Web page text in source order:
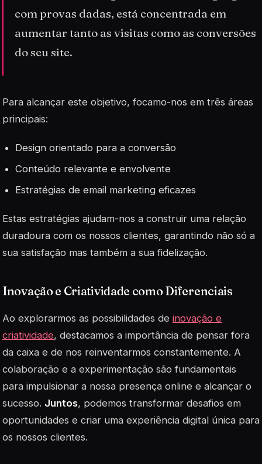
com provas dadas, está concentrada em
aumentar tanto as visitas como as conversões
do seu site.
Para alcançar este objetivo, focamo-nos em três áreas
principais:
Design orientado para a conversão
Conteúdo relevante e envolvente
Estratégias deemail marketing eficazes
Estas estratégias ajudam-nos a construir uma relação
duradoura com os nossos clientes, garantindo não só a
sua satisfação mas também a sua fidelização.
Inovação e Criatividade como Diferenciais
Ao explorarmos as possibilidades de inovação e
criatividade, destacamos a importância de pensar fora
da caixa e de nos reinventarmos constantemente. A
colaboração e a experimentação são fundamentais
para impulsionar a nossa presença online e alcançar o
sucesso. Juntos, podemos transformar desafios em
oportunidades e criar uma experiência digital única para
os nossos clientes.